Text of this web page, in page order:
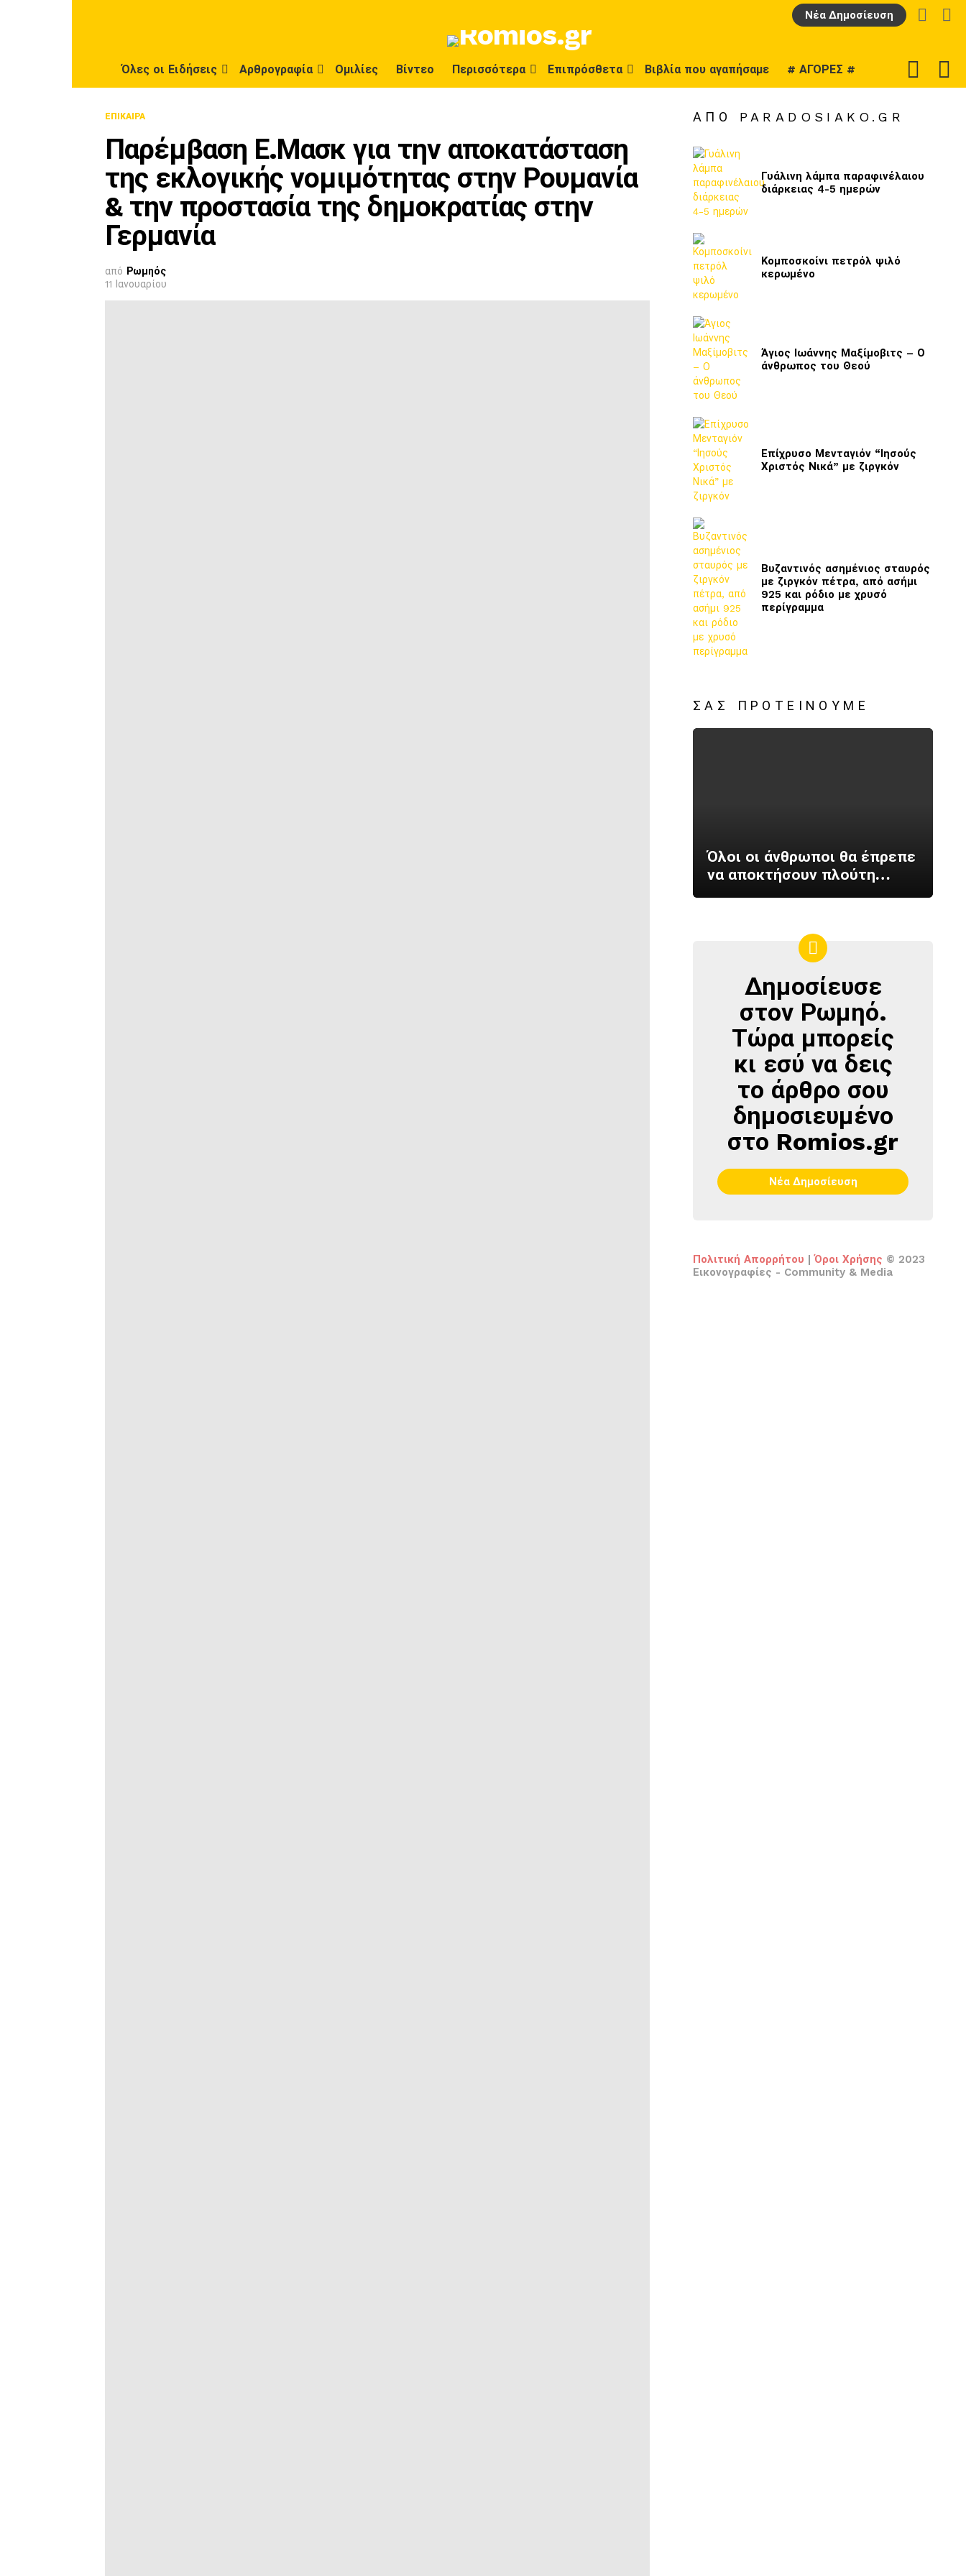
Νέα Δημοσίευση
LOGIN
Όλες οι Ειδήσεις Αρθρογραφία Ομιλίες Βίντεο Περισσότερα Επιπρόσθετα Βιβλία που αγαπήσαμε # ΑΓΟΡΕΣ #
SKIN
ΕΠΊΚΑΙΡΑ
Παρέμβαση Ε.Μασκ για την αποκατάσταση
της εκλογικής νομιμότητας στην Ρουμανία
& την προστασία της δημοκρατίας στην
Γερμανία
από Ρωμηός
11 Ιανουαρίου
ΑΠΌ PARADOSIAKO.GR
Γυάλινη λάμπα παραφινέλαιου
διάρκειας 4-5 ημερών
Κομποσκοίνι πετρόλ ψιλό
κερωμένο
Άγιος Ιωάννης Μαξίμοβιτς – Ο
άνθρωπος του Θεού
Επίχρυσο Μενταγιόν “Ιησούς
Χριστός Νικά” με ζιργκόν
Βυζαντινός ασημένιος σταυρός
με ζιργκόν πέτρα, από ασήμι
925 και ρόδιο με χρυσό
περίγραμμα
ΣΑΣ ΠΡΟΤΕΊΝΟΥΜΕ
Όλοι οι άνθρωποι θα έπρεπε
να αποκτήσουν πλούτη…
ΔΗΜΟΣΊΕΥΣΕ
ΣΤΟΝ
ΡΩΜΗΌ
Δημοσίευσε
στον Ρωμηό.
Τώρα μπορείς
κι εσύ να δεις
το άρθρο σου
δημοσιευμένο
στο Romios.gr
Νέα Δημοσίευση
Πολιτική Απορρήτου | Όροι Χρήσης © 2023
Εικονογραφίες - Community & Media